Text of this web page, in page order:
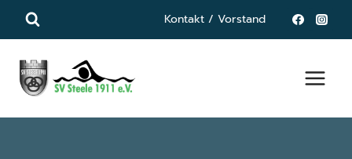
Inhalt
Kontakt / Vorstand